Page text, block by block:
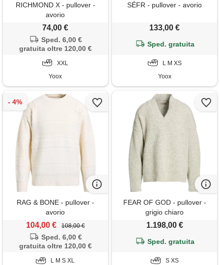
RICHMOND X - pullover -
avorio
74,00 €
Sped. 6,00 €
gratuita oltre 120,00 €
XXL
Yoox
SÉFR - pullover - avorio
133,00 €
Sped. gratuita
L M XS
Yoox
RAG & BONE - pullover -
avorio
104,00 € 108,00 €
Sped. 6,00 €
gratuita oltre 120,00 €
L M S XL
FEAR OF GOD - pullover -
grigio chiaro
1.198,00 €
Sped. gratuita
S XS